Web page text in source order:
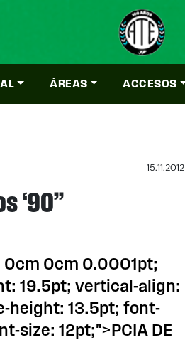
ÁREAS ACCESOS
15.11.2012
‘90”
0cm 0cm 0.0001pt;
19.5pt; vertical-align:
height: 13.5pt; font-
size: 12pt;">PCIA DE